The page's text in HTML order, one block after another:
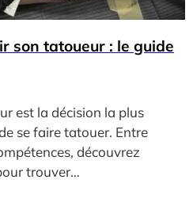
son tatoueur : le guide
est la décision la plus
se faire tatouer. Entre
découvrez
trouver…